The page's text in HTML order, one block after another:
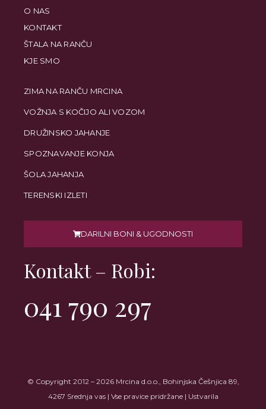
O NAS
KONTAKT
ŠTALA NA RANČU
KJE SMO
ZIMA NA RANČU MRCINA
VOŽNJA S KOČIJO ALI VOZOM
DRUŽINSKO JAHANJE
SPOZNAVANJE KONJA
ŠOLA JAHANJA
TERENSKI IZLETI
DARILNI BONI & UGODNOSTI
Kontakt – Robi:
041 790 297
© Copyright 2012 – 2026 Mrcina d.o.o., Bohinjska Češnjica 89,
4267 Srednja vas | Vse pravice pridržane | Ustvarila